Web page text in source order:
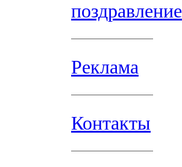
поздравление
Реклама
Контакты